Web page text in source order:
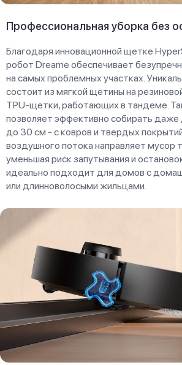
Профессиональная уборка без
Благодаря инновационной щетке
робот Dreame обеспечивает
на самых проблемных участках.
состоит из мягкой щетины на
TPU-щетки, работающих в тандеме.
позволяет эффективно собирать даже
до 30 см - с ковров и твердых
воздушного потока направляет мусор
уменьшая риск запутывания и
идеально подходит для домов с
или длинноволосыми жильцами.